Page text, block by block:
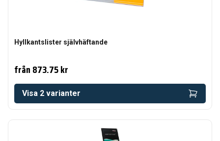
Hyllkantslister självhäftande
från873.75 kr
Visa 2 varianter